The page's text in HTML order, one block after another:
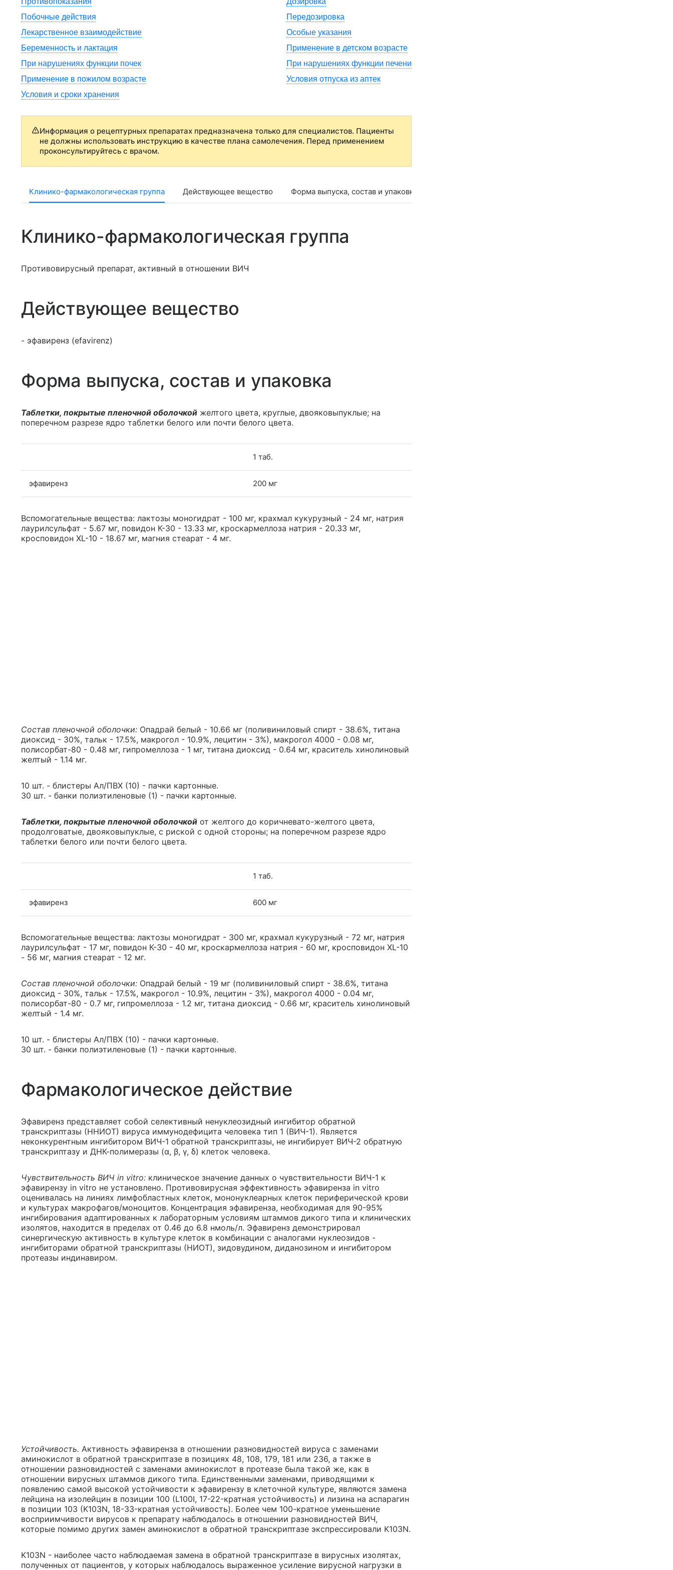
Побочные действия
Передозировка
Лекарственное взаимодействие
Особые указания
Беременность и лактация
Применение в детском возрасте
При нарушениях функции почек
При нарушениях функции печени
Применение в пожилом возрасте
Условия отпуска из аптек
Условия и сроки хранения
Информация о рецептурных препаратах предназначена только для специалистов. Пациенты
не должны использовать инструкцию в качестве плана самолечения. Перед применением
проконсультируйтесь с врачом.
Клинико-фармакологическая группа Действующее вещество Форма выпуска, состав и упаковка
Клинико-фармакологическая группа
Противовирусный препарат, активный в отношении ВИЧ
Действующее вещество
- эфавиренз (efavirenz)
Форма выпуска, состав и упаковка
Таблетки, покрытые пленочной оболочкой желтого цвета, круглые, двояковыпуклые; на
поперечном разрезе ядро таблетки белого или почти белого цвета.
1 таб.
эфавиренз 200 мг
Вспомогательные вещества: лактозы моногидрат - 100 мг, крахмал кукурузный - 24 мг, натрия
лаурилсульфат - 5.67 мг, повидон К-30 - 13.33 мг, кроскармеллоза натрия - 20.33 мг,
кросповидон XL-10 - 18.67 мг, магния стеарат - 4 мг.
Состав пленочной оболочки: Опадрай белый - 10.66 мг (поливиниловый спирт - 38.6%, титана
диоксид - 30%, тальк - 17.5%, макрогол - 10.9%, лецитин - 3%), макрогол 4000 - 0.08 мг,
полисорбат-80 - 0.48 мг, гипромеллоза - 1 мг, титана диоксид - 0.64 мг, краситель хинолиновый
желтый - 1.14 мг.
10 шт. - блистеры Ал/ПВХ (10) - пачки картонные.
30 шт. - банки полиэтиленовые (1) - пачки картонные.
Таблетки, покрытые пленочной оболочкой от желтого до коричневато-желтого цвета,
продолговатые, двояковыпуклые, с риской с одной стороны; на поперечном разрезе ядро
таблетки белого или почти белого цвета.
1 таб.
эфавиренз 600 мг
Вспомогательные вещества: лактозы моногидрат - 300 мг, крахмал кукурузный - 72 мг, натрия
лаурилсульфат - 17 мг, повидон К-30 - 40 мг, кроскармеллоза натрия - 60 мг, кросповидон XL-10
- 56 мг, магния стеарат - 12 мг.
Состав пленочной оболочки: Опадрай белый - 19 мг (поливиниловый спирт - 38.6%, титана
диоксид - 30%, тальк - 17.5%, макрогол - 10.9%, лецитин - 3%), макрогол 4000 - 0.04 мг,
полисорбат-80 - 0.7 мг, гипромеллоза - 1.2 мг, титана диоксид - 0.66 мг, краситель хинолиновый
желтый - 1.4 мг.
10 шт. - блистеры Ал/ПВХ (10) - пачки картонные.
30 шт. - банки полиэтиленовые (1) - пачки картонные.
Фармакологическое действие
Эфавиренз представляет собой селективный ненуклеозидный ингибитор обратной
транскриптазы (ННИОТ) вируса иммунодефицита человека тип 1 (ВИЧ-1). Является
неконкурентным ингибитором ВИЧ-1 обратной транскриптазы, не ингибирует ВИЧ-2 обратную
транскриптазу и ДНК-полимеразы (α, β, γ, δ) клеток человека.
Чувствительность ВИЧ in vitro: клиническое значение данных о чувствительности ВИЧ-1 к
эфавирензу in vitro не установлено. Противовирусная эффективность эфавиренза in vitro
оценивалась на линиях лимфобластных клеток, мононуклеарных клеток периферической крови
и культурах макрофагов/моноцитов. Концентрация эфавиренза, необходимая для 90-95%
ингибирования адаптированных к лабораторным условиям штаммов дикого типа и клинических
изолятов, находится в пределах от 0.46 до 6.8 нмоль/л. Эфавиренз демонстрировал
синергическую активность в культуре клеток в комбинации с аналогами нуклеозидов -
ингибиторами обратной транскриптазы (НИОТ), зидовудином, диданозином и ингибитором
протеазы индинавиром.
Устойчивость. Активность эфавиренза в отношении разновидностей вируса с заменами
аминокислот в обратной транскриптазе в позициях 48, 108, 179, 181 или 236, а также в
отношении разновидностей с заменами аминокислот в протеазе была такой же, как в
отношении вирусных штаммов дикого типа. Единственными заменами, приводящими к
появлению самой высокой устойчивости к эфавирензу в клеточной культуре, являются замена
лейцина на изолейцин в позиции 100 (L100I, 17-22-кратная устойчивость) и лизина на аспарагин
в позиции 103 (K103N, 18-33-кратная устойчивость). Более чем 100-кратное уменьшение
восприимчивости вирусов к препарату наблюдалось в отношении разновидностей ВИЧ,
которые помимо других замен аминокислот в обратной транскриптазе экспрессировали K103N.
K103N - наиболее часто наблюдаемая замена в обратной транскриптазе в вирусных изолятах,
полученных от пациентов, у которых наблюдалось выраженное усиление вирусной нагрузки в